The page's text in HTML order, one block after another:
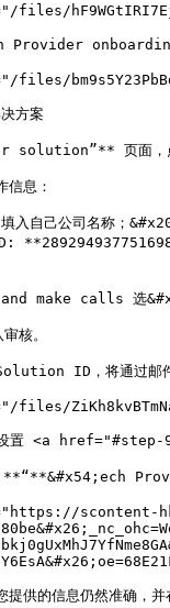
files/
Provider onboarding”
files/
方案
solution”** 页面
信息：
自己公司名称；
核。
ID，将通过邮件
files/
设置 <a
scontent-
供的信息仍然准确，并